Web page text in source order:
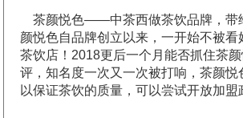
茶颜悦色——中茶西做茶饮品牌，带
颜悦色自品牌创立以来，一开始不被
茶饮店！2018更后一个月能否抓住茶
评，知名度一次又一次被打响，茶颜
以保证茶饮的质量，可以尝试开放加盟